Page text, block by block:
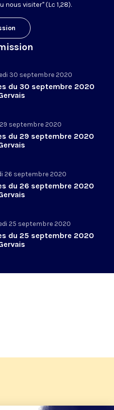
nous visiter" (Lc 1,28).
30 septembre 2020
du 30 septembre 2020
septembre 2020
du 29 septembre 2020
26 septembre 2020
du 26 septembre 2020
25 septembre 2020
du 25 septembre 2020